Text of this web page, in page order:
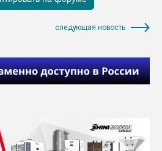
следующая новость